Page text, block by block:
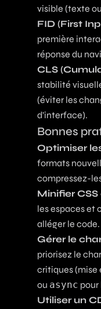
visible (texte
FID (First
première
réponse du
CLS
stabilité
(éviter les
d’interface).
Bonnes
Optimiser
formats
compressez-
Minifier
les espaces et
alléger le code.
Gérer le
priorisez le
critiques (mise
ou async pour
Utiliser un